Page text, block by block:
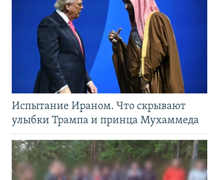
Испытание Ираном. Что скрывают
улыбки Трампа и принца Мухаммеда